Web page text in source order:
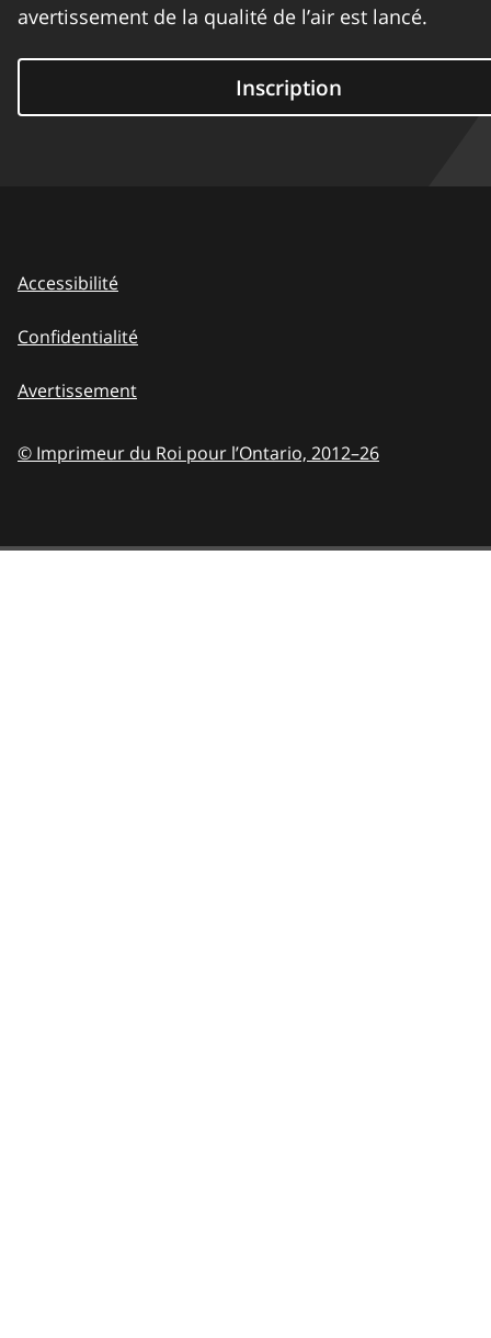
avertissement de la qualité de l’air est lancé.
Inscription
Accessibilité
Confidentialité
Avertissement
© Imprimeur du Roi pour l’Ontario, 2012–26